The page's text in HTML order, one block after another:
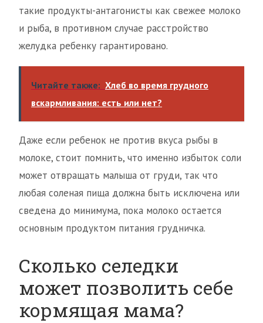
такие продукты-антагонисты как свежее молоко
и рыба, в противном случае расстройство
желудка ребенку гарантировано.
Читайте также: Хлеб во время грудного
вскармливания: есть или нет?
Даже если ребенок не против вкуса рыбы в
молоке, стоит помнить, что именно избыток соли
может отвращать малыша от груди, так что
любая соленая пища должна быть исключена или
сведена до минимума, пока молоко остается
основным продуктом питания грудничка.
Сколько селедки
может позволить себе
кормящая мама?